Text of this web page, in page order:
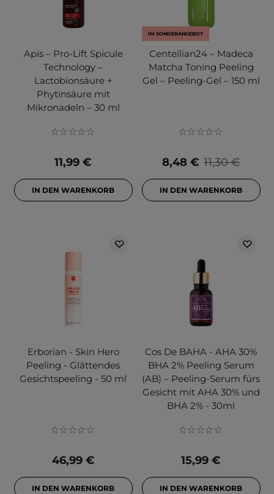
Apis – Pro-Lift Spicule
Technology –
Lactobionsäure +
Phytinsäure mit
Mikronadeln – 30 ml
11,99 €
IN DEN WARENKORB
IM SONDERANGEBOT
Centellian24 – Madeca
Matcha Toning Peeling
Gel – Peeling-Gel – 150 ml
11,30 €
8,48 €
IN DEN WARENKORB
Erborian - Skin Hero
Peeling - Glättendes
Gesichtspeeling - 50 ml
46,99 €
IN DEN WARENKORB
Cos De BAHA - AHA 30%
BHA 2% Peeling Serum
(AB) – Peeling-Serum fürs
Gesicht mit AHA 30% und
BHA 2% - 30ml
15,99 €
IN DEN WARENKORB